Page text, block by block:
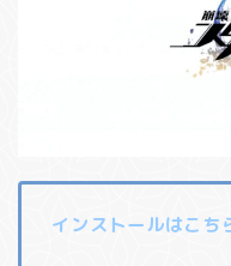
インストールはこち